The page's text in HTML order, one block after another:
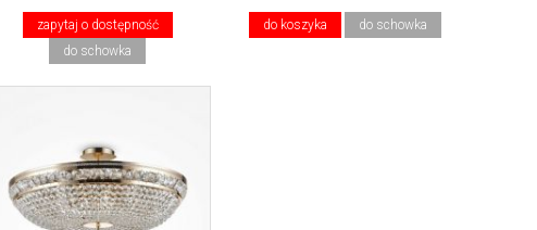
zapytaj o dostępność
do schowka
do koszyka do schowka